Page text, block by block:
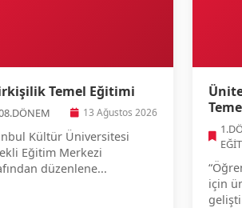
Temel Eğitimi
13 Ağustos 2026
Kültür Üniversitesi
Eğitim Merkezi
düzenlene...
için